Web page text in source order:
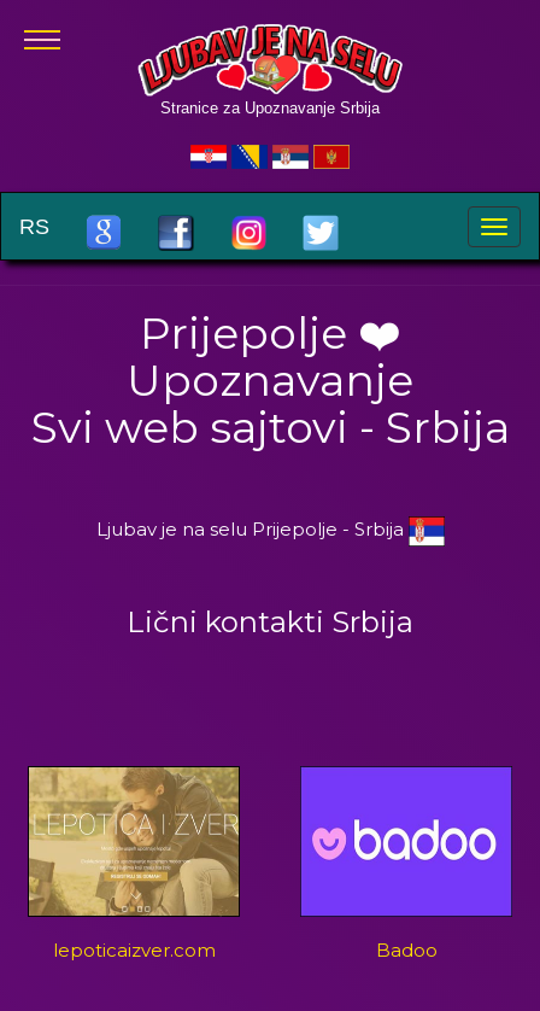
Stranice za Upoznavanje Srbija
Toggle
RS
Prijepolje ❤️
Upoznavanje
Svi web sajtovi - Srbija
Ljubav je na selu Prijepolje - Srbija
Lični kontakti Srbija
lepoticaizver.com Badoo